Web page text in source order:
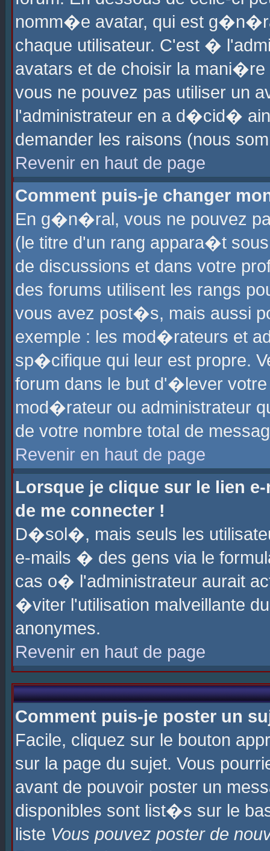
nomm�e avatar, qui est
chaque utilisateur. C'est �
avatars et de choisir la
vous ne pouvez pas utiliser un
l'administrateur en a d�cid�
demander les raisons (nous
Revenir en haut de page
Comment puis-je changer
En g�n�ral, vous ne pouvez
(le titre d'un rang appara�t
de discussions et dans votre
des forums utilisent les rangs
vous avez post�s, mais aussi
exemple : les mod�rateurs et
sp�cifique qui leur est propre.
forum dans le but d'�lever
mod�rateur ou administrateur
de votre nombre total de
Revenir en haut de page
Lorsque je clique sur le lien
de me connecter !
D�sol�, mais seuls les
e-mails � des gens via le
cas o� l'administrateur aurait
�viter l'utilisation malveillante
anonymes.
Revenir en haut de page
Comment puis-je poster un
Facile, cliquez sur le bouton
sur la page du sujet. Vous
avant de pouvoir poster un
disponibles sont list�s sur le
liste Vous pouvez poster de